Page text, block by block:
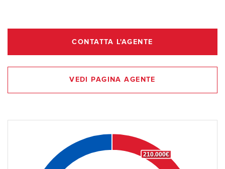
CONTATTA L'AGENTE
VEDI PAGINA AGENTE
210.000€